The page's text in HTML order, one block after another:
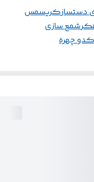
دستسازکریسمس
شمع سازی
کدو چهره